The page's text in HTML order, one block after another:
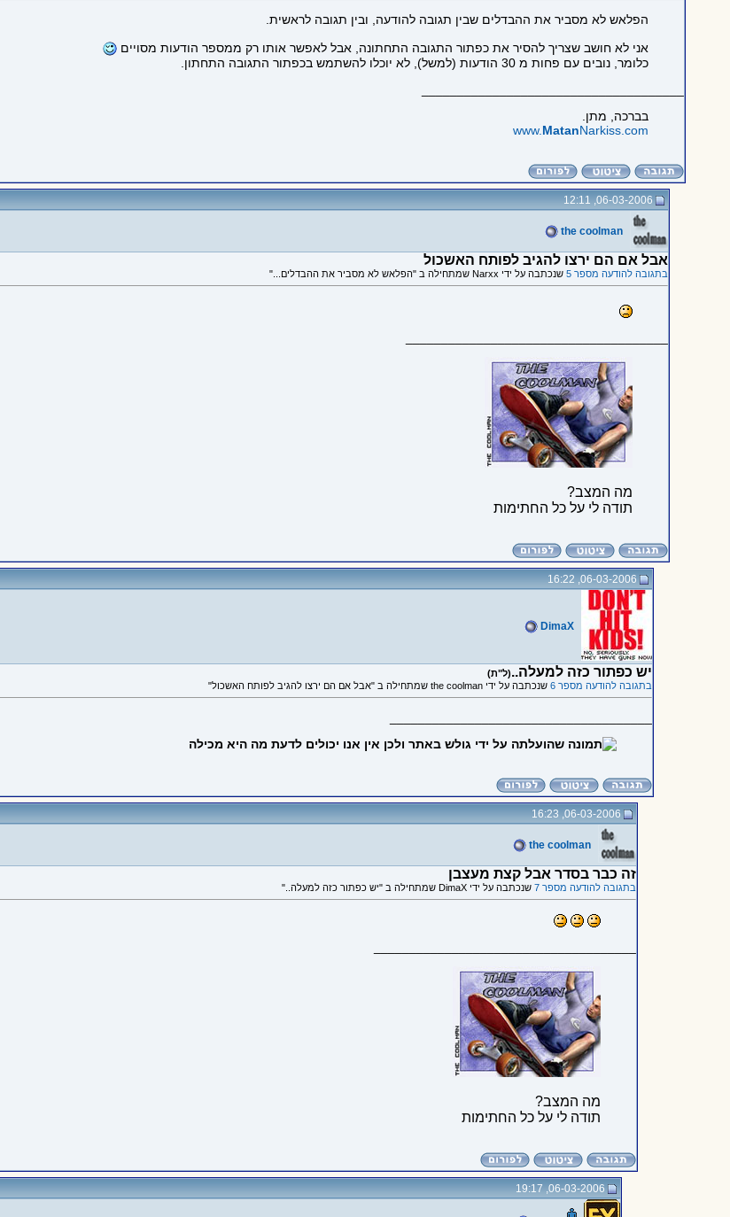
הפלאש לא מסביר את ההבדלים שבין תגובה להודעה, ובין תגובה לראשית.
אני לא חושב שצריך להסיר את כפתור התגובה התחתונה, אבל לאפשר אותו רק ממספר הודעות מסויים
כלומר, נובים עם פחות מ 30 הודעות (למשל), לא יוכלו להשתמש בכפתור התגובה התחתון.
בברכה, מתן.
www.MatanNarkiss.com
06-03-2006, 12:11
the coolman
אבל אם הם ירצו להגיב לפותח האשכול
בתגובה להודעה מספר 5 שנכתבה על ידי Narxx שמתחילה ב "הפלאש לא מסביר את ההבדלים..."
מה המצב?
תודה לי על כל החתימות
06-03-2006, 16:22
DimaX
יש כפתור כזה למעלה..(ל"ת)
בתגובה להודעה מספר 6
שנכתבה על ידי the coolman שמתחילה ב "אבל אם הם ירצו להגיב לפותח האשכול"
06-03-2006, 16:23
the coolman
זה כבר בסדר אבל קצת מעצבן
בתגובה להודעה מספר 7 שנכתבה על ידי DimaX שמתחילה ב "יש כפתור כזה למעלה.."
מה המצב?
תודה לי על כל החתימות
06-03-2006, 19:17